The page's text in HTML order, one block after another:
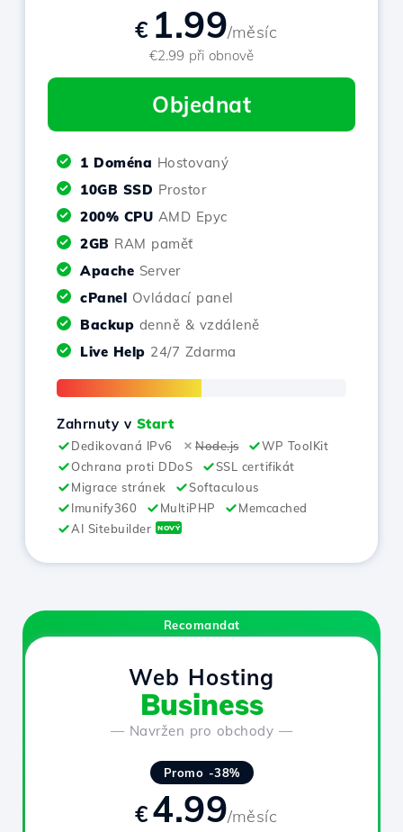
€ 1.99/měsíc
€2.99 při obnově
Objednat
1 Doména Hostovaný
10GB SSD Prostor
200% CPU AMD Epyc
2GB RAM paměť
Apache Server
cPanel Ovládací panel
Backup denně & vzdáleně
Live Help 24/7 Zdarma
Zahrnuty v Start
Dedikovaná IPv6 Node.js
WP ToolKit
Ochrana proti DDoS
SSL certifikát
Migrace stránek
Softaculous
Imunify360
MultiPHP
Memcached
AI Sitebuilder
NOVÝ
Recomandat
Web Hosting
Business
— Navržen pro obchody —
Promo -38%
€ 4.99/měsíc